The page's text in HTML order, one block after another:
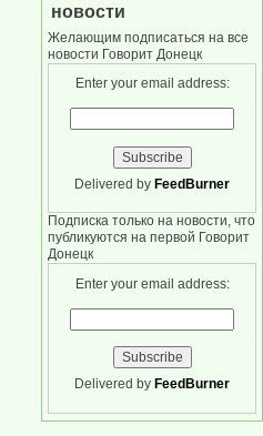
новости
Желающим подписаться на все
новости Говорит Донецк
Enter your email address:
Delivered by FeedBurner
Подписка только на новости, что
публикуются на первой Говорит
Донецк
Enter your email address:
Delivered by FeedBurner